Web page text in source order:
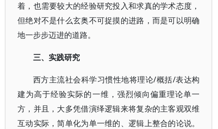
着，也需要较大的经验研究投入和求真的学术态度，
但绝对不是什么玄奥不可捉摸的进路，而是可以明确
地一步步迈进的道路。
三、实践研究
西方主流社会科学习惯性地将理论/概括/表达构
建为高于经验实际的一维，强烈倾向偏重理论单一
方，并且，大多凭借演绎逻辑来将复杂的主客观双维
互动实际，简单化为单一维的、逻辑上整合的论说。